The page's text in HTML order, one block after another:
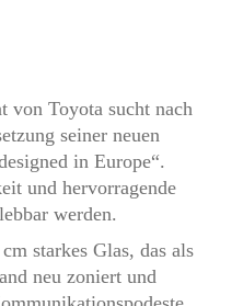
von Toyota sucht nach
seiner neuen
in Europe“.
und hervorragende
werden.
starkes Glas, das als
neu zoniert und